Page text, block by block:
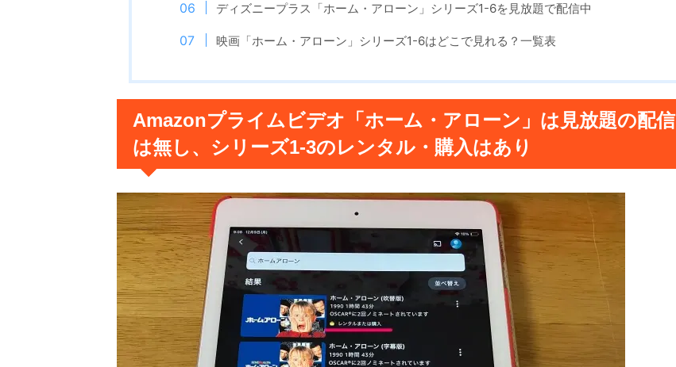
ディズニープラス「ホーム・アローン」シリーズ1-6を見放題で配信中
映画「ホーム・アローン」シリーズ1-6はどこで見れる？一覧表
Amazonプライムビデオ「ホーム・アローン」は見放題の配信
は無し、シリーズ1-3のレンタル・購入はあり